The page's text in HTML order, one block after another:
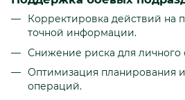
Корректировка действий на
точной информации.
Снижение риска для личного
Оптимизация планирования
операций.